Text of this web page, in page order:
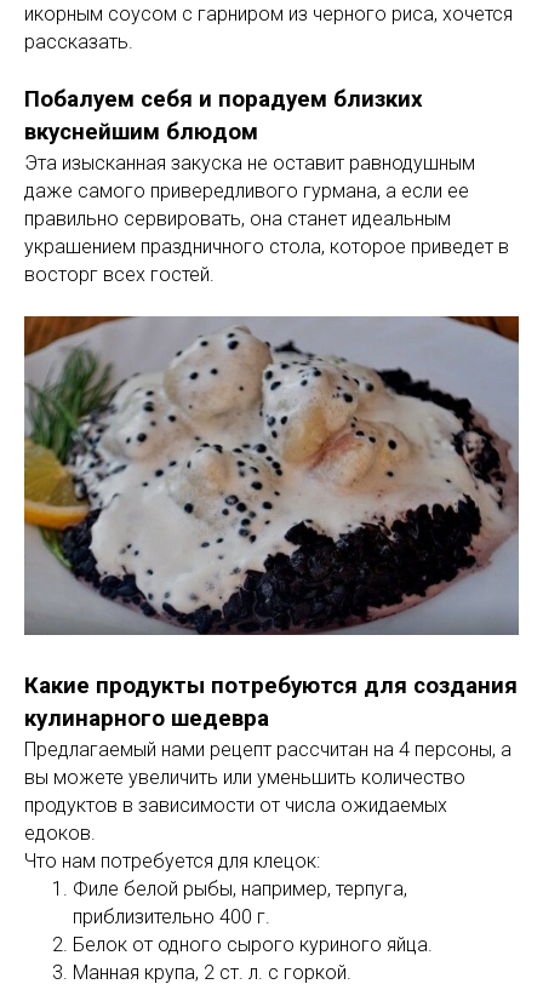
икорным соусом с гарниром из черного риса, хочется
рассказать.
Побалуем себя и порадуем близких
вкуснейшим блюдом
Эта изысканная закуска не оставит равнодушным
даже самого привередливого гурмана, а если ее
правильно сервировать, она станет идеальным
украшением праздничного стола, которое приведет в
восторг всех гостей.
Какие продукты потребуются для создания
кулинарного шедевра
Предлагаемый нами рецепт рассчитан на 4 персоны, а
вы можете увеличить или уменьшить количество
продуктов в зависимости от числа ожидаемых
едоков.
Что нам потребуется для клецок:
Филе белой рыбы, например, терпуга,
приблизительно 400 г.
Белок от одного сырого куриного яйца.
Манная крупа, 2 ст. л. с горкой.